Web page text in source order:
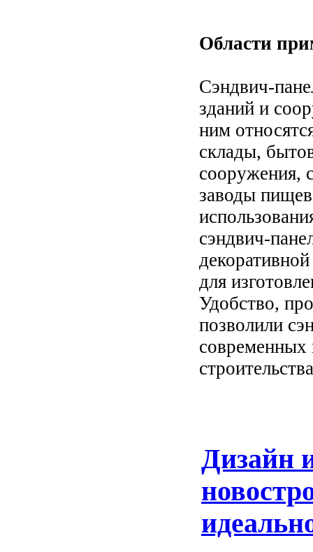
Области
Сэндвич-
зданий и
ним
склады,
сооружения,
заводы
сэндвич-
для
Удобство,
позволили
современных
Дизайн